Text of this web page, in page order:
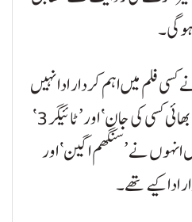
کسی فلم میں اہم کردار ادا نہیں
کیا۔ 2023 میں وہ ’کسی کا بھائی کسی کی جان‘ اور ’ٹائیگر 3‘
نے ’سنگھم اگین‘ اور
ادا کیے تھے۔